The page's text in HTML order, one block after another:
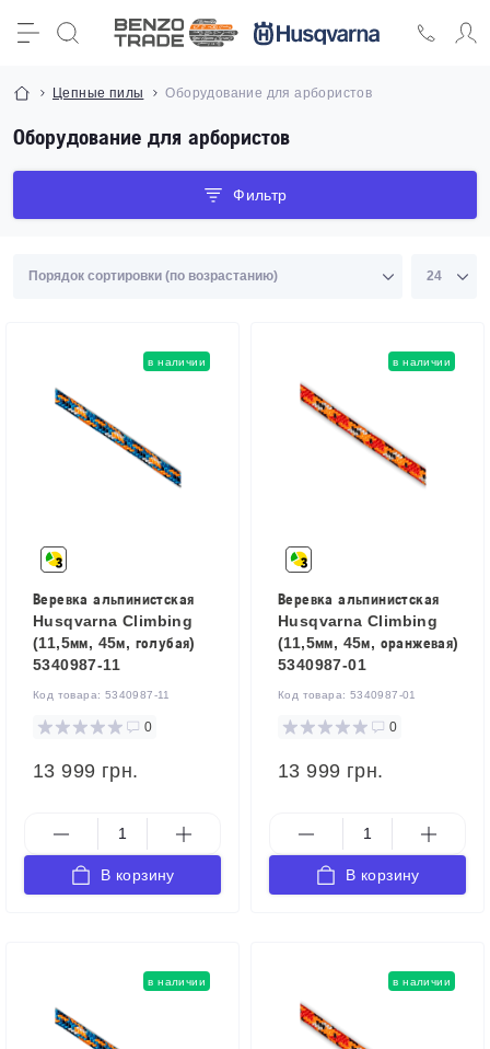
Цепные пилы Оборудование для арбористов
Оборудование для арбористов
Фильтр
в наличии
Веревка альпинистская
Husqvarna Climbing
(11,5мм, 45м, голубая)
5340987-11
Код товара: 5340987-11
0
13 999 грн.
В корзину
в наличии
Веревка альпинистская
Husqvarna Climbing
(11,5мм, 45м, оранжевая)
5340987-01
Код товара: 5340987-01
0
13 999 грн.
В корзину
в наличии в наличии